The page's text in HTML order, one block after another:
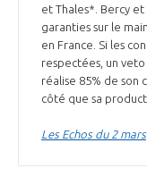
et Thales*. Bercy
garanties sur le
en France. Si les
respectées, un veto
réalise 85% de son
côté que sa
Les Echos du 2 mars